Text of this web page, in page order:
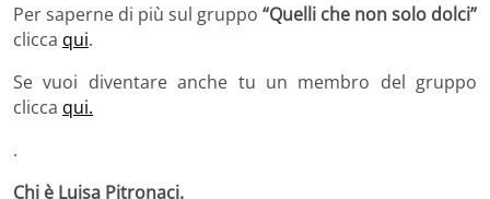
Per saperne di più sul gruppo “Quelli che non solo dolci”
clicca qui.
Se vuoi diventare anche tu un membro del gruppo
clicca qui.
.
Chi è Luisa Pitronaci.